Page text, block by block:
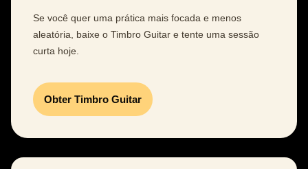
Se você quer uma prática mais focada e menos
aleatória, baixe o Timbro Guitar e tente uma sessão
curta hoje.
Obter Timbro Guitar